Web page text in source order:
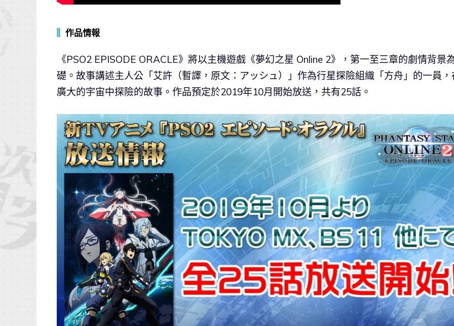
作品情報
《PSO2 EPISODE ORACLE》將以主機遊戲《夢幻之星 Online 2》，第一至三章的劇情背景
礎。故事講述主人公「艾許（暫譯，原文：アッシュ）」作為行星探險組織「方舟」的一員，
廣大的宇宙中探險的故事。作品預定於2019年10月開始放送，共有25話。